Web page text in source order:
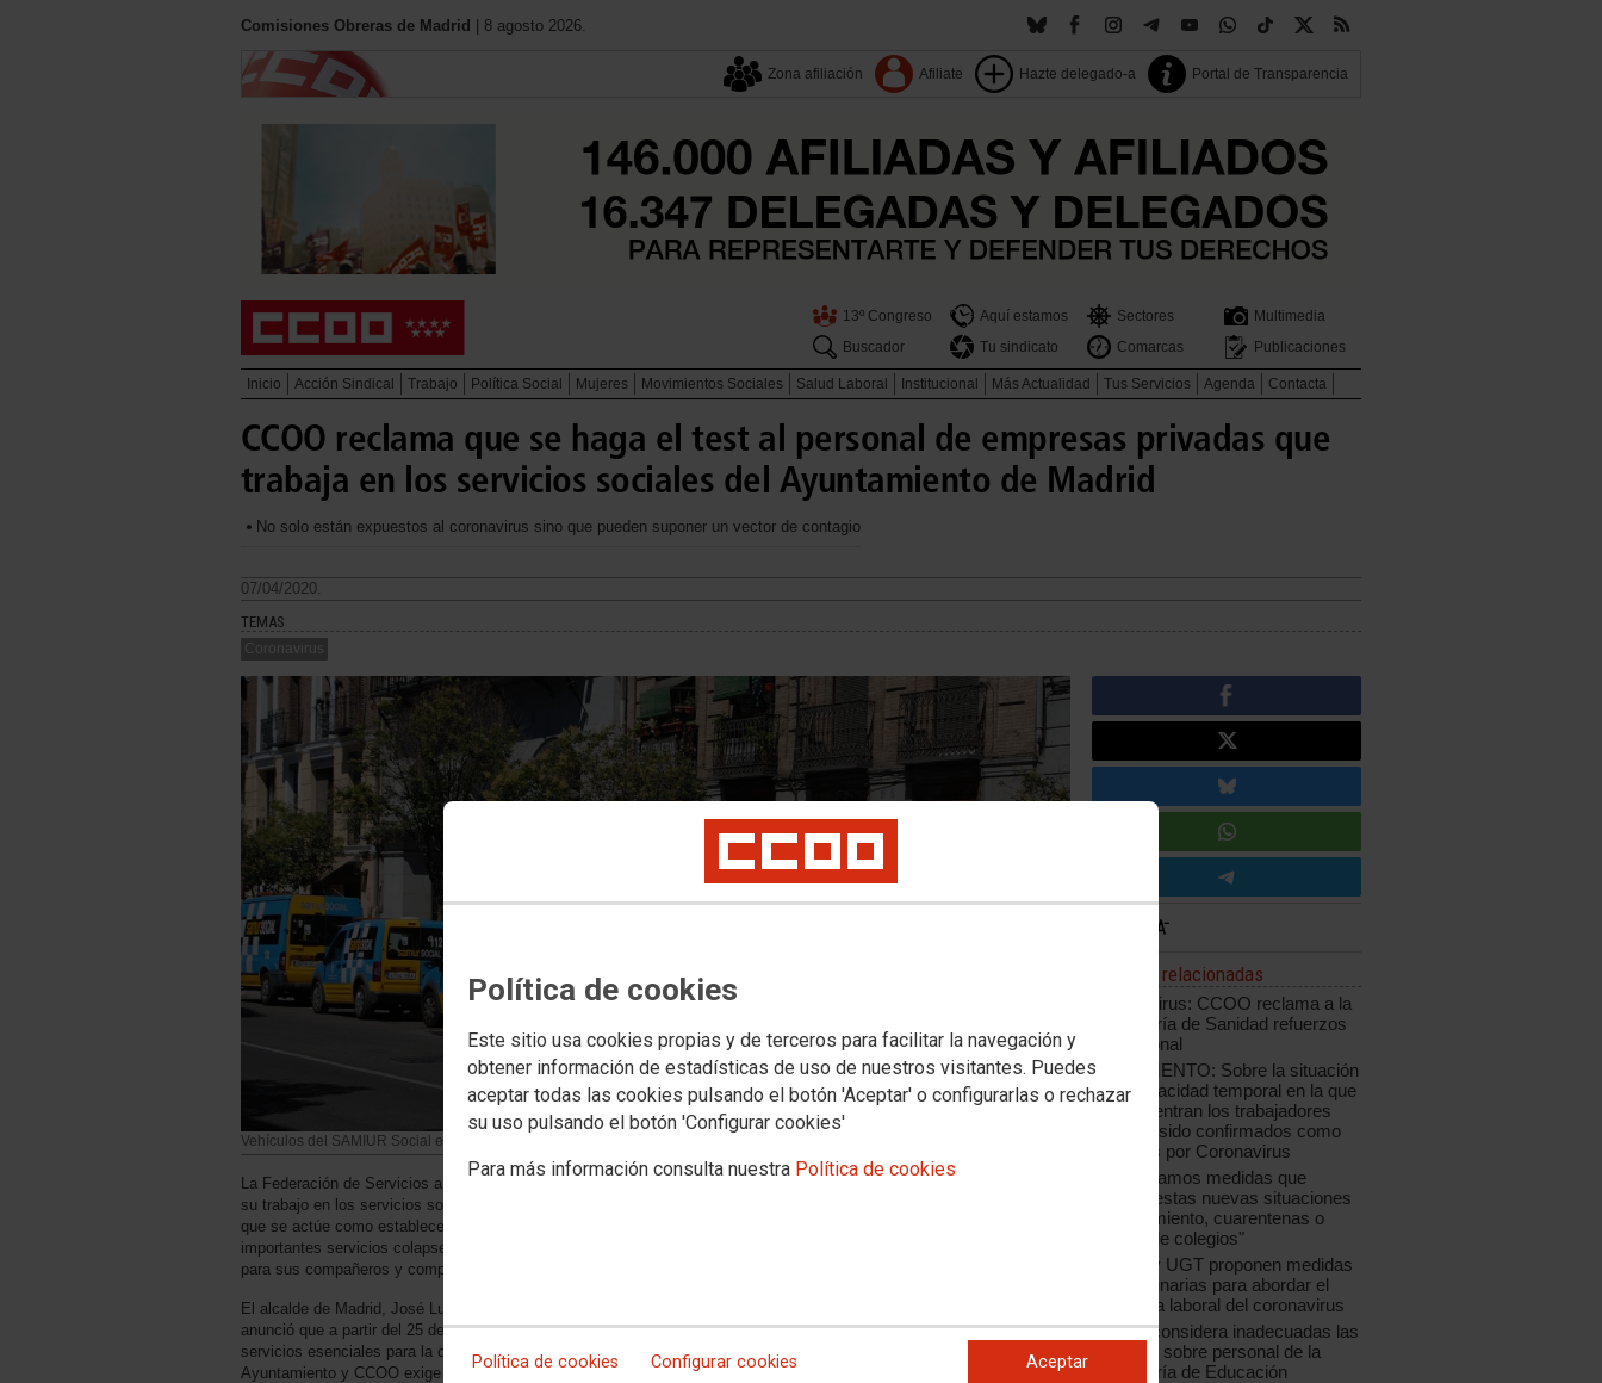
Política de cookies
Este sitio usa cookies propias y de terceros para facilitar la navegación y
obtener información de estadísticas de uso de nuestros visitantes. Puedes
aceptar todas las cookies pulsando el botón 'Aceptar' o configurarlas o rechazar
su uso pulsando el botón 'Configurar cookies'
Para más información consulta nuestra Política de cookies
Política de cookies Configurar cookies Aceptar
Comisiones Obreras de Madrid | 8 agosto 2026.
Zona afiliación Afiliate Hazte delegado-a Portal de Transparencia
13º Congreso Aquí estamos Sectores
Multimedia
Buscador
Tu sindicato Comarcas Publicaciones
Inicio Acción Sindical Trabajo Política Social Mujeres Movimientos Sociales Salud Laboral Institucional Más Actualidad Tus Servicios Agenda Contacta
CCOO reclama que se haga el test al personal de empresas privadas que
trabaja en los servicios sociales del Ayuntamiento de Madrid
No solo están expuestos al coronavirus sino que pueden suponer un vector de contagio
07/04/2020.
TEMAS
Coronavirus
Vehículos del SAMIUR Social en Madrid
La Federación de Servicios a la Ciudadanía de CCOO de Madrid exige que a todo el personal externalizado que presta
su trabajo en los servicios sociales del Ayuntamiento de Madrid se les realice el test para la detención del COVID-19; y
que se actúe como establecen los protocolos con las personas que den positivo. Se quiere evitar así que estos
importantes servicios colapsen y que los y las profesionales se conviertan en un factor de riesgo para la población y
para sus compañeros y compañeras.
El alcalde de Madrid, José Luis Martínez Almeida, decretó desde el 12 de marzo estos servicios como esenciales y
anunció que a partir del 25 del mismo mes se realizarían pruebas de detección del coronavirus al personal de los
servicios esenciales para la ciudad. Las mismas se están realizando al personal directo de los servicios esenciales del
Ayuntamiento y CCOO exige que se incluya al personal externalizado. Así se ha solicitado por escrito y si no hay una
Noticias relacionadas
Coronavirus: CCOO reclama a la
Consejería de Sanidad refuerzos
de personal
DOCUMENTO: Sobre la situación
de incapacidad temporal en la que
se encuentran los trabajadores
que han sido confirmados como
positivos por Coronavirus
"Necesitamos medidas que
regulen estas nuevas situaciones
de aislamiento, cuarentenas o
cierres de colegios"
CCOO y UGT proponen medidas
extraordinarias para abordar el
problema laboral del coronavirus
CCOO considera inadecuadas las
medidas sobre personal de la
Consejería de Educación